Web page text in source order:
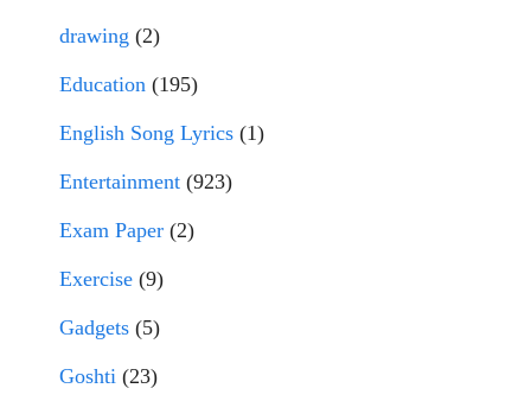
drawing (2)
Education (195)
English Song Lyrics (1)
Entertainment (923)
Exam Paper (2)
Exercise (9)
Gadgets (5)
Goshti (23)